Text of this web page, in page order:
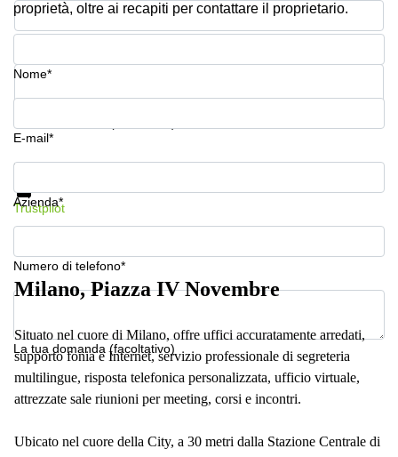
Uffici
in
a
Milano
Meeting
Coworking
in affitto su
Affitto
Ufficio
a Vicenza
Affitto
Business
a Como
Numero di telefono*
proprietà, oltre ai recapiti per contattare il proprietario.
Nome*
E-mail*
Azienda*
Numero di telefono*
La tua domanda (facoltativo)
Mostra prezzi e maggiori informazioni
Trustpilot
Milano, Piazza IV Novembre
Situato nel cuore di Milano, offre uffici accuratamente arredati,
supporto fonia e Internet, servizio professionale di segreteria
multilingue, risposta telefonica personalizzata, ufficio virtuale,
attrezzate sale riunioni per meeting, corsi e incontri.
Ubicato nel cuore della City, a 30 metri dalla Stazione Centrale di